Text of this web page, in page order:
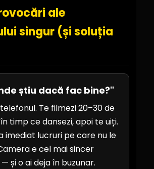
ale
singur (și soluția
știu dacă fac bine?"
Te filmezi 20–30 de
timp ce dansezi, apoi te uiți.
imediat lucruri pe care nu le
e cel mai sincer
și o ai deja în buzunar.